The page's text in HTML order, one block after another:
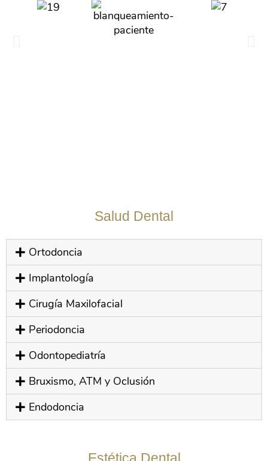
Salud Dental
Ortodoncia
Implantología
Cirugía Maxilofacial
Periodoncia
Odontopediatría
Bruxismo, ATM y Oclusión
Endodoncia